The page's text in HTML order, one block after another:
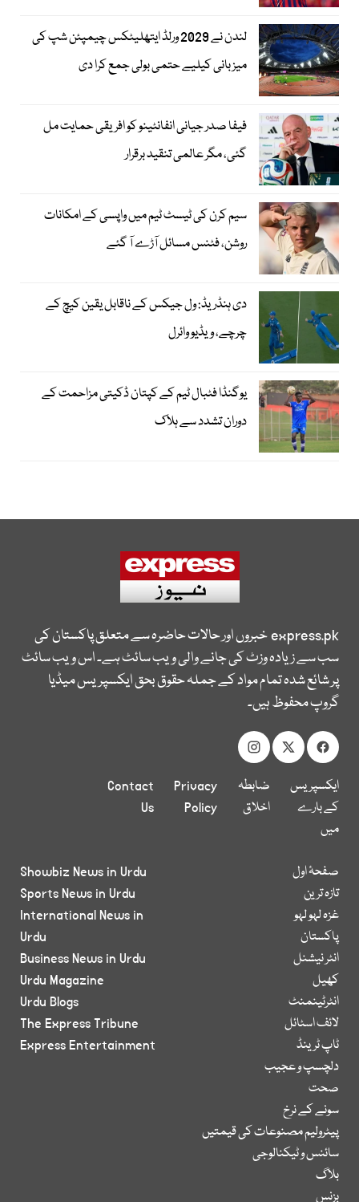
لندن نے 2029 ورلڈ ایتھلیٹکس چیمپئن شپ کی
میزبانی کیلیے حتمی بولی جمع کرا دی
فیفا صدر جیانی انفانٹینو کو افریقی حمایت مل
گئی، مگر عالمی تنقید برقرار
سیم کرن کی ٹیسٹ ٹیم میں واپسی کے امکانات
روشن، فٹنس مسائل آڑے آ گئے
دی ہنڈریڈ: ول جیکس کے ناقابل یقین کیچ کے
چرچے، ویڈیو وائرل
یوگنڈا فٹبال ٹیم کے کپتان ڈکیتی مزاحمت کے
دوران تشدد سے ہلاک
express.pkخبروں اور حالات حاضرہ سے متعلق پاکستان کی
سب سے زیادہ وزٹ کی جانے والی ویب سائٹ ہے۔ اس ویب سائٹ
پر شائع شدہ تمام مواد کے جملہ حقوق بحق ایکسپریس میڈیا
گروپ محفوظ ہیں۔
ایکسپریس
کے بارے
میں
ضابطہ
اخلاق
Privacy
Policy
Contact
Us
صفحۂ اول
تازہ ترین
غزہ لہو لہو
پاکستان
انٹر نیشنل
کھیل
انٹرٹینمنٹ
لائف اسٹائل
ٹاپ ٹرینڈ
دلچسپ و عجیب
صحت
سونے کے نرخ
پیٹرولیم مصنوعات کی قیمتیں
سائنس و ٹیکنالوجی
بلاگ
بزنس
Showbiz News in Urdu
Sports News in Urdu
International News in
Urdu
Business News in Urdu
Urdu Magazine
Urdu Blogs
The Express Tribune
Express Entertainment